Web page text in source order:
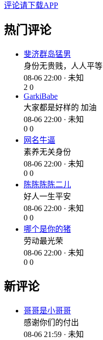
评论请下载APP
热门评论
斐济群岛猛男
身份无贵贱，人人平等
08-06 22:00 · 未知
2 0
GarkiBabe
大家都是好样的 加油
08-06 22:00 · 未知
0 0
网名牛逼
素养无关身份
08-06 22:00 · 未知
0 0
陈陈陈陈二儿
好人一生平安
08-06 22:00 · 未知
0 0
哪个是你的猪
劳动最光荣
08-06 22:00 · 未知
0 0
新评论
哥哥是小哥哥
感谢你们的付出
08-06 21:59 · 未知